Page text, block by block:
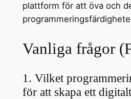
plattform för att öva och
Vanliga frågor
1. Vilket
för att skapa ett